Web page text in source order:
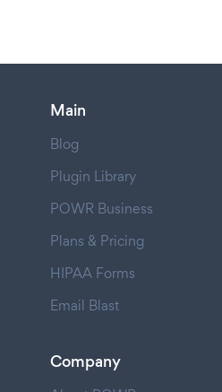
Main
Blog
Plugin Library
POWR Business
Plans & Pricing
HIPAA Forms
Email Blast
Company